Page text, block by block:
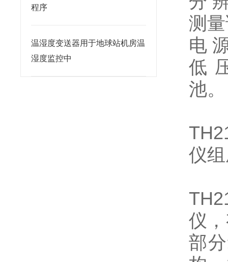
程序
温湿度变送器用于地球站机房温
湿度监控中
测
电
低
池。
仪
仪，
部